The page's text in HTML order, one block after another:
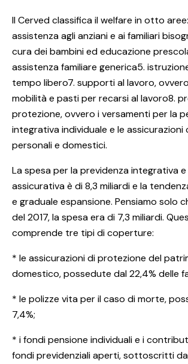
Il Cerved classifica il welfare in otto
assistenza agli anziani e ai familiari
cura dei bambini ed educazione
assistenza familiare generica5.
tempo libero7. supporti al lavoro,
mobilità e pasti per recarsi al lavoro8.
protezione, ovvero i versamenti per la
integrativa individuale e le
personali e domestici.
La spesa per la previdenza integrativa
assicurativa è di 8,3 miliardi e la
e graduale espansione. Pensiamo solo
del 2017, la spesa era di 7,3 miliardi.
comprende tre tipi di coperture:
* le assicurazioni di protezione del
domestico, possedute dal 22,4% delle
* le polizze vita per il caso di morte,
7,4%;
* i fondi pensione individuali e i
fondi previdenziali aperti, sottoscritti